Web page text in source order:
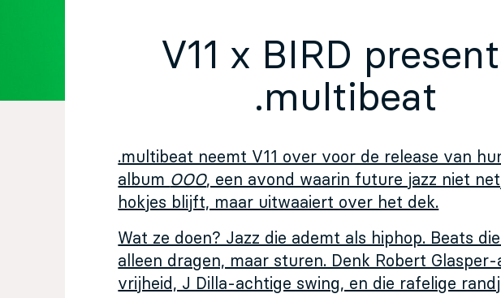
V11 x BIRD
.multibeat
.multibeat neemt V11 over voor de release van
album OOO, een avond waarin future jazz niet
hokjes blijft, maar uitwaaiert over het dek.
Wat ze doen? Jazz die ademt als hiphop. Beats
alleen dragen, maar sturen. Denk Robert
vrijheid, J Dilla-achtige swing, en die rafelige